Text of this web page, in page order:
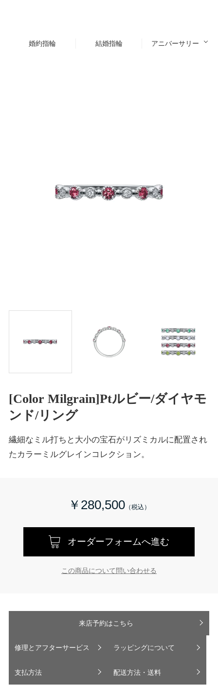
婚約指輪 結婚指輪 アニバーサリー
[Color Milgrain]Ptルビー/ダイヤモ
ンド/リング
繊細なミル打ちと大小の宝石がリズミカルに配置され
たカラーミルグレインコレクション。
￥280,500
オーダーフォームへ進む
この商品について問い合わせる
来店予約はこちら
修理とアフターサービス ラッピングについて
支払方法 配送方法・送料